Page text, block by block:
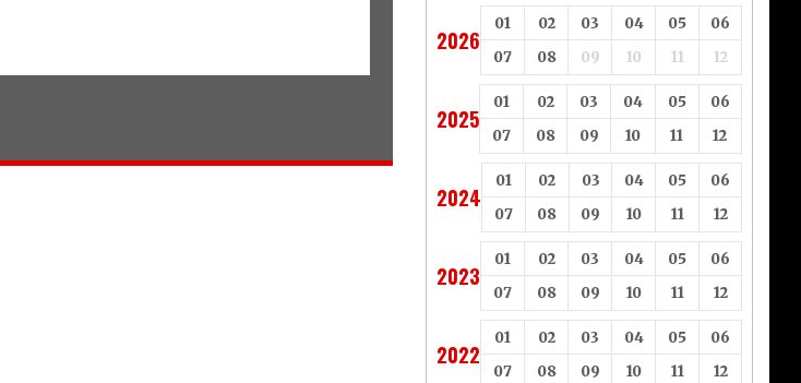
2026
01 02 03 04 05
06
07
08 09 10 11 12
2025
01 02 03 04 05
06
07
08 09 10 11 12
2024
01 02 03 04 05
06
07
08 09 10 11 12
2023
01 02 03 04 05
06
07
08 09 10 11 12
2022
01 02 03 04 05
06
07
08 09 10 11 12